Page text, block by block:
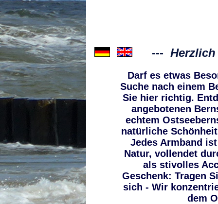
---
Darf es etwas
Suche nach einem
Sie hier richtig.
angebotenen
echtem
natürliche
Jedes Armband
Natur, vollendet
als stivolles
Geschenk: Tragen
sich - Wir
dem